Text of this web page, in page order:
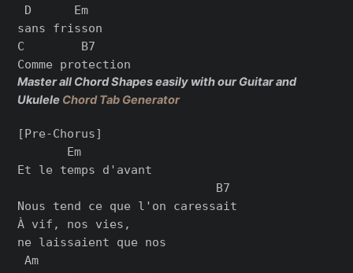
D      Em
sans frisson
C        B7
Master all Chord Shapes easily with our Guitar and
Ukulele Chord Tab Generator
[Pre-Chorus]
       Em
Et le temps d'avant
                            B7
Nous tend ce que l'on caressait
À vif, nos vies,
ne laissaient que nos
Am